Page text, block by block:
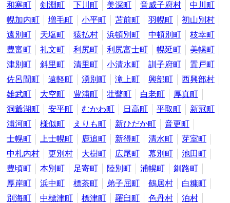
和寒町
剣淵町 下川町 美深町 音威子府村
中川町
幌加内町
増毛町 小平町 苫前町 羽幌町
初山別村
遠別町
天塩町 猿払村 浜頓別町 中頓別町
枝幸町
豊富町
礼文町 利尻町 利尻富士町 幌延町
美幌町
津別町
斜里町 清里町 小清水町 訓子府町
置戸町
佐呂間町
遠軽町 湧別町 滝上町 興部町
西興部村
雄武町
大空町 豊浦町 壮瞥町 白老町
厚真町
洞爺湖町
安平町 むかわ町 日高町 平取町
新冠町
浦河町
様似町 えりも町 新ひだか町
音更町
士幌町
上士幌町 鹿追町 新得町 清水町
芽室町
中札内村
更別村 大樹町 広尾町 幕別町
池田町
豊頃町
本別町 足寄町 陸別町 浦幌町
釧路町
厚岸町
浜中町 標茶町 弟子屈町 鶴居村
白糠町
別海町
中標津町 標津町 羅臼町 色丹村
泊村